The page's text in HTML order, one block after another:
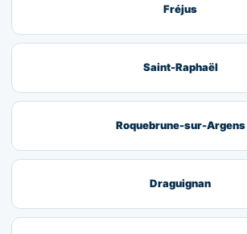
Fréjus
Saint-Raphaël
Roquebrune-sur-Argens
Draguignan